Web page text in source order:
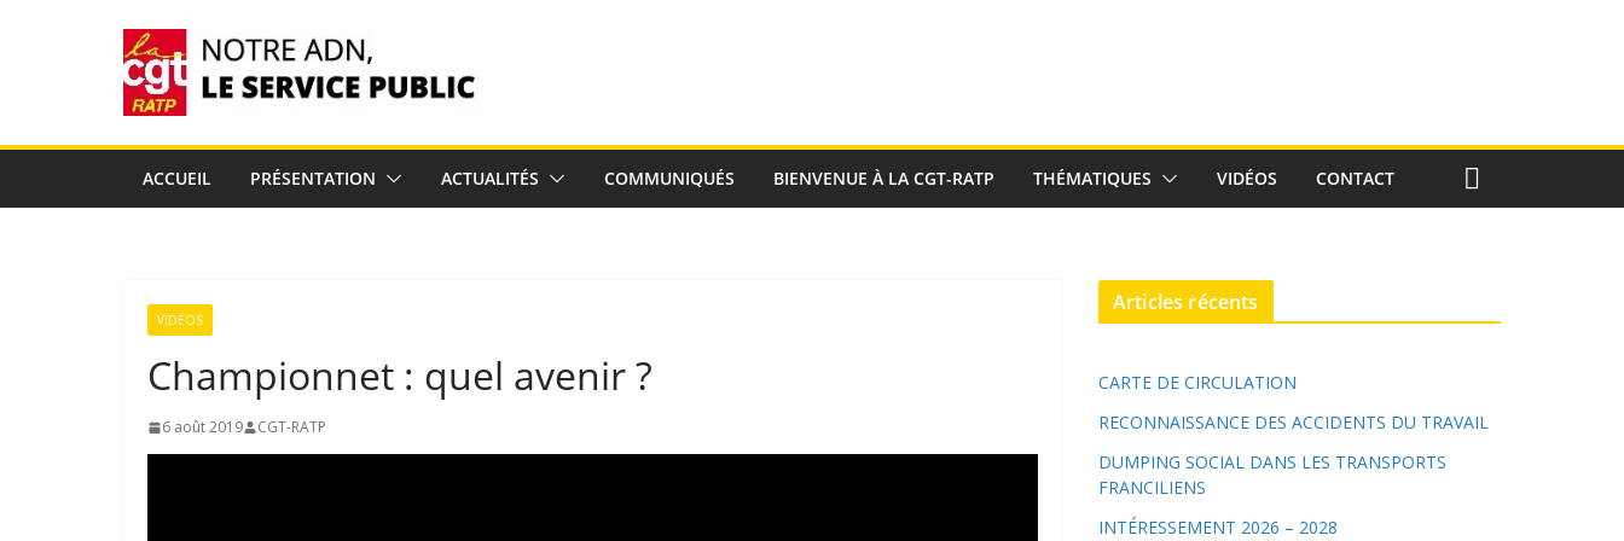
ACCUEIL PRÉSENTATION ACTUALITÉS COMMUNIQUÉS BIENVENUE À LA CGT-RATP THÉMATIQUES VIDÉOS CONTACT
VIDÉOS
Championnet : quel avenir ?
6 août 2019 CGT-RATP
Articles récents
CARTE DE CIRCULATION
RECONNAISSANCE DES ACCIDENTS DU TRAVAIL
DUMPING SOCIAL DANS LES TRANSPORTS
FRANCILIENS
INTÉRESSEMENT 2026 – 2028